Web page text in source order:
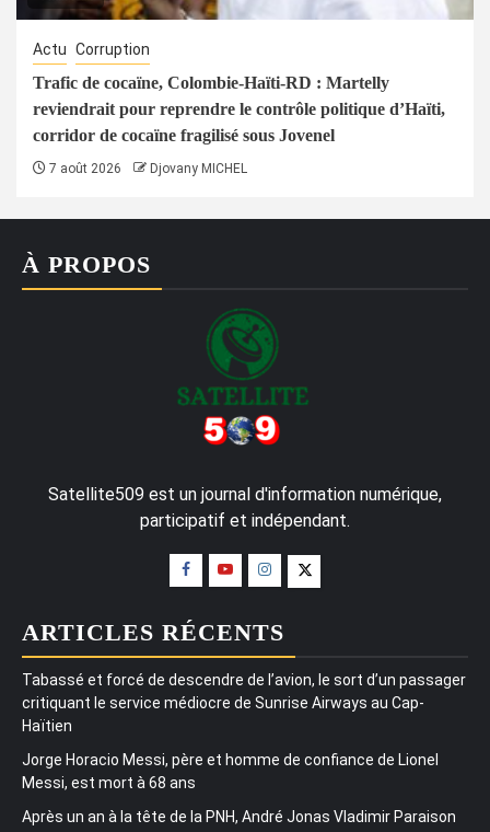
Actu Corruption
Trafic de cocaïne, Colombie-Haïti-RD : Martelly
reviendrait pour reprendre le contrôle politique d’Haïti,
corridor de cocaïne fragilisé sous Jovenel
7 août 2026 Djovany MICHEL
À PROPOS
Satellite509 est un journal d'information numérique,
participatif et indépendant.
ARTICLES RÉCENTS
Tabassé et forcé de descendre de l’avion, le sort d’un passager
critiquant le service médiocre de Sunrise Airways au Cap-
Haïtien
Jorge Horacio Messi, père et homme de confiance de Lionel
Messi, est mort à 68 ans
Après un an à la tête de la PNH, André Jonas Vladimir Paraison